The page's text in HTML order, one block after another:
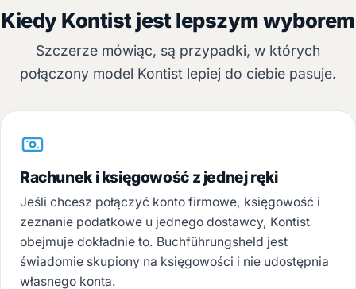
Kiedy Kontist jest lepszym wyborem
Szczerze mówiąc, są przypadki, w których
połączony model Kontist lepiej do ciebie pasuje.
Rachunek i księgowość z jednej ręki
Jeśli chcesz połączyć konto firmowe, księgowość i
zeznanie podatkowe u jednego dostawcy, Kontist
obejmuje dokładnie to. Buchführungsheld jest
świadomie skupiony na księgowości i nie udostępnia
własnego konta.